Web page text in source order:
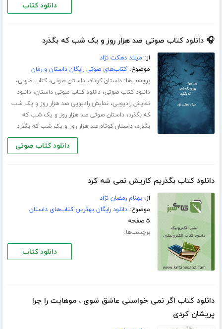
دانلود کتاب
🎧 دانلود کتاب صوتی صد هزار روز و یک شب که بگذرد
از: میلاد دهکت نژاد
موضوع:کتاب‌های صوتی رایگان داستان و رمان
برچسب‌ها:داستان کوتاه،داستان صوتی،کتاب صوتی،
دانلود کتاب صوتی،دانلود کتاب صوتی داستان،دانلود
نمایش رادیویی،نمایش رادیویی صد هزار روز و یک شب
که بگذرد،داستان صوتی صد هزار روز و یک شب که
بگذرد،داستان کوتاه صد هزار روز و یک شب که بگذرد
دانلود کتاب صوتی
دانلود کتاب بگذریم کاریش نمی شه کرد
از:بهنام رمضان نژاد
موضوع:دانلود رایگان بهترین کتاب‌های داستان
۵ صفحه
برچسب‌ها:
دانلود کتاب
دانلود کتاب اگر نمی خواستی عاشق شوی ، موهایت را چرا
پریشان کردی